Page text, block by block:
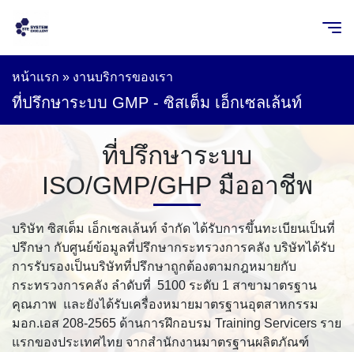
หน้าแรก » งานบริการของเรา
ที่ปรึกษาระบบ GMP - ซิสเต็ม เอ็กเซลเล้นท์
ที่ปรึกษาระบบ
ISO/GMP/GHP มืออาชีพ
บริษัท ซิสเต็ม เอ็กเซลเล้นท์ จำกัด ได้รับการขึ้นทะเบียนเป็นที่
ปรึกษา กับศูนย์ข้อมูลที่ปรึกษากระทรวงการคลัง บริษัทได้รับ
การรับรองเป็นบริษัทที่ปรึกษาถูกต้องตามกฎหมายกับ
กระทรวงการคลัง ลำดับที่ 5100 ระดับ 1 สาขามาตรฐาน
คุณภาพ และยังได้รับเครื่องหมายมาตรฐานอุตสาหกรรม
มอก.เอส 208-2565 ด้านการฝึกอบรม Training Servicers ราย
แรกของประเทศไทย จากสำนักงานมาตรฐานผลิตภัณฑ์